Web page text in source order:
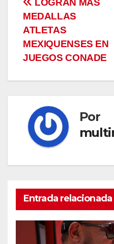
Navegación
de
entradas
LOGRAN MÁS
MEDALLAS
ATLETAS
MEXIQUENSES EN
JUEGOS CONADE
Por
Entrada relacionada